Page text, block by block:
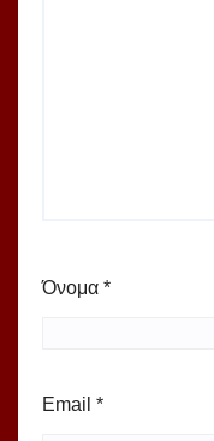
Όνομα *
Email *